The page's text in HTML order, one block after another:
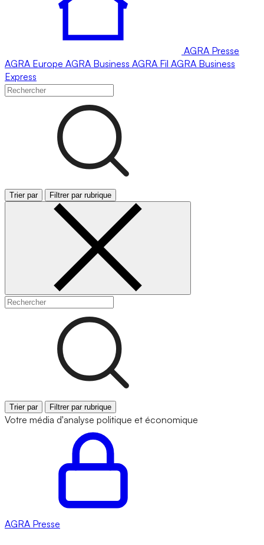
AGRA Presse
AGRA Europe AGRA Business AGRA Fil AGRA Business
Express
Trier par Filtrer par rubrique
Trier par Filtrer par rubrique
Votre média d'analyse politique et économique
AGRA Presse